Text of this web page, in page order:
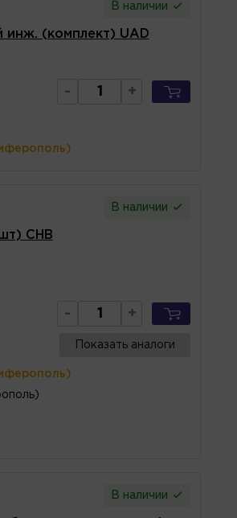
В наличии
инж. (комплект) UAD
- +
В наличии
CHB
- +
Показать аналоги
В наличии